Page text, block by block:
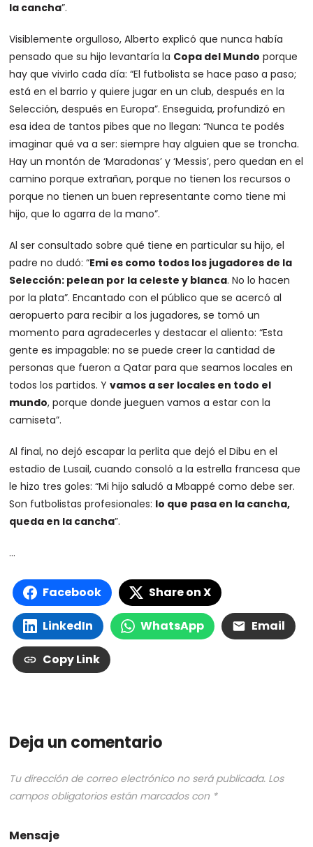
la cancha”.
Visiblemente orgulloso, Alberto explicó que nunca había
pensado que su hijo levantaría la Copa del Mundo porque
hay que vivirlo cada día: “El futbolista se hace paso a paso;
está en el barrio y quiere jugar en un club, después en la
Selección, después en Europa”. Enseguida, profundizó en
esa idea de tantos pibes que no llegan: “Nunca te podés
imaginar qué va a ser: siempre hay alguien que se troncha.
Hay un montón de ‘Maradonas’ y ‘Messis’, pero quedan en el
camino porque extrañan, porque no tienen los recursos o
porque no tienen un buen representante como tiene mi
hijo, que lo agarra de la mano”.
Al ser consultado sobre qué tiene en particular su hijo, el
padre no dudó: “Emi es como todos los jugadores de la
Selección: pelean por la celeste y blanca. No lo hacen
por la plata”. Encantado con el público que se acercó al
aeropuerto para recibir a los jugadores, se tomó un
momento para agradecerles y destacar el aliento: “Esta
gente es impagable: no se puede creer la cantidad de
personas que fueron a Qatar para que seamos locales en
todos los partidos. Yvamos a ser locales en todo el
mundo, porque donde jueguen vamos a estar con la
camiseta”.
Al final, no dejó escapar la perlita que dejó el Dibu en el
estadio de Lusail, cuando consoló a la estrella francesa que
le hizo tres goles: “Mi hijo saludó a Mbappé como debe ser.
Son futbolistas profesionales: lo que pasa en la cancha,
queda en la cancha”.
…
Facebook Share on X
LinkedIn WhatsApp Email
Copy Link
Deja un comentario
Tu dirección de correo electrónico no será publicada. Los
campos obligatorios están marcados con *
Mensaje